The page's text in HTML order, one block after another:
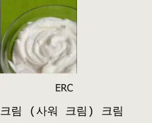
크림 (사워 크림) 크림